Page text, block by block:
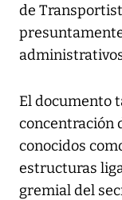
de
El documento
concentración
conocidos
estructuras
gremial del